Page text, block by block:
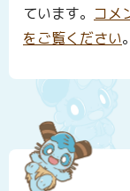
ています。 コメ
をご覧ください。